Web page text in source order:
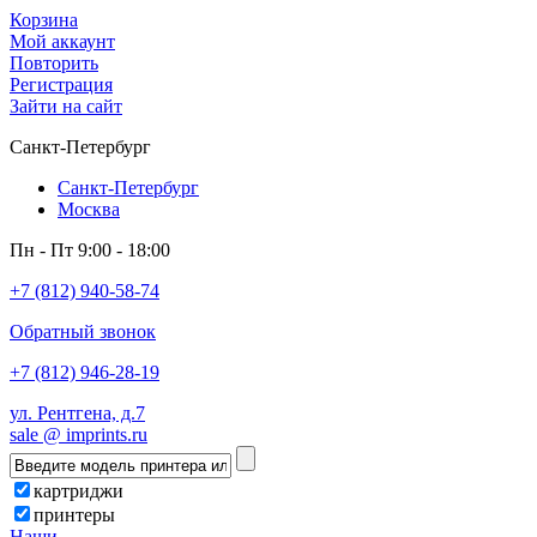
Корзина
Мой аккаунт
Повторить
Регистрация
Зайти на сайт
Санкт-Петербург
Санкт-Петербург
Москва
Пн - Пт 9:00 - 18:00
+7 (812) 940-58-74
Обратный звонок
+7 (812) 946-28-19
ул. Рентгена, д.7
sale @ imprints.ru
картриджи
принтеры